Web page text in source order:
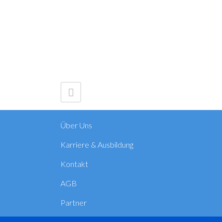
Über Uns
Karriere & Ausbildung
Kontakt
AGB
Partner